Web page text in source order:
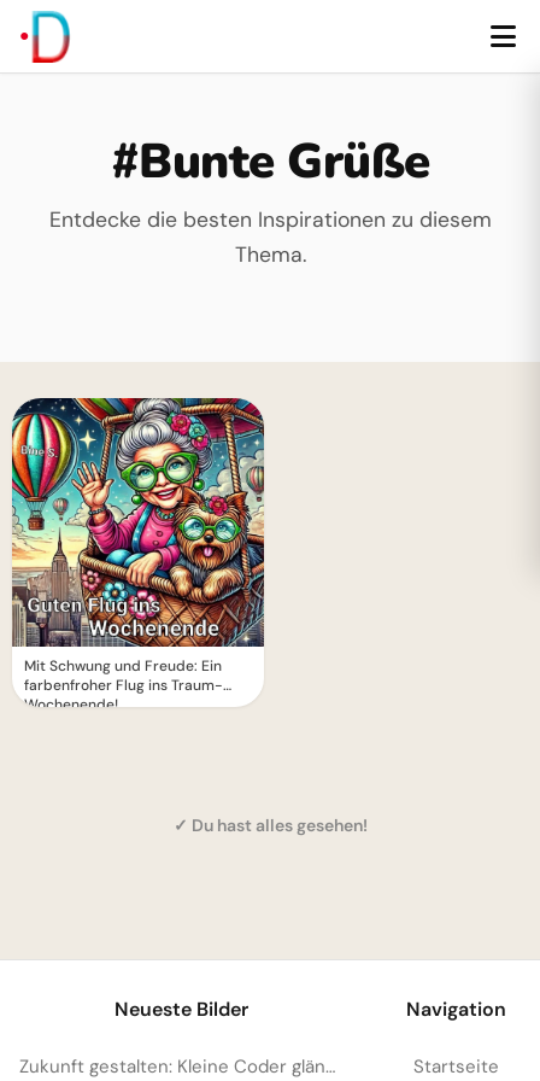
#Bunte Grüße
Entdecke die besten Inspirationen zu diesem
Thema.
Mit Schwung und Freude: Ein
farbenfroher Flug ins Traum-
Wochenende!
✓ Du hast alles gesehen!
Neueste Bilder
Zukunft gestalten: Kleine Coder glänzen für Instagram
Navigation
Startseite